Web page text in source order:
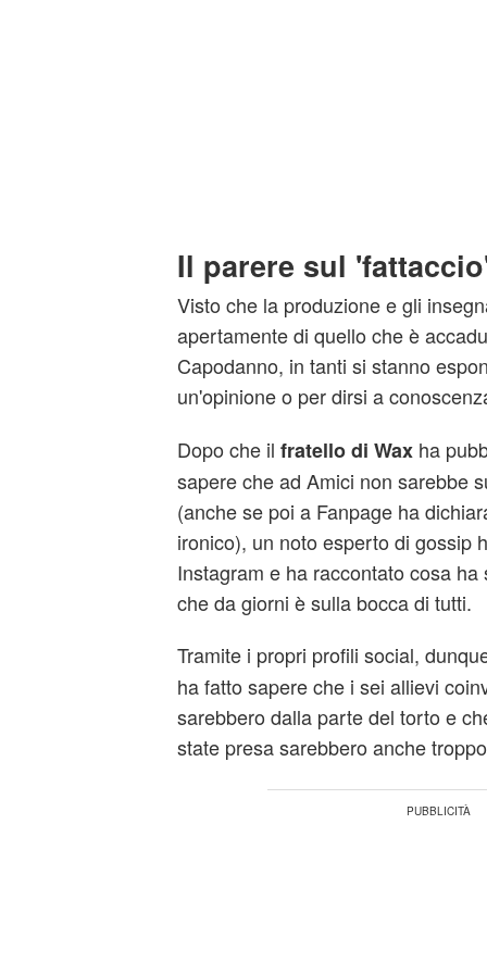
Il parere sul
Visto che la produzione e gli
apertamente di quello che è
Capodanno, in tanti si stanno
un'opinione o per dirsi a
Dopo che il fratello di Waxha
sapere che ad Amici non sarebbe
(anche se poi a Fanpage ha
ironico), un noto esperto di gossip
Instagram e ha raccontato cosa
che da giorni è sulla bocca di tutti.
Tramite i propri profili social,
ha fatto sapere che i sei allievi
sarebbero dalla parte del torto e
state presa sarebbero anche